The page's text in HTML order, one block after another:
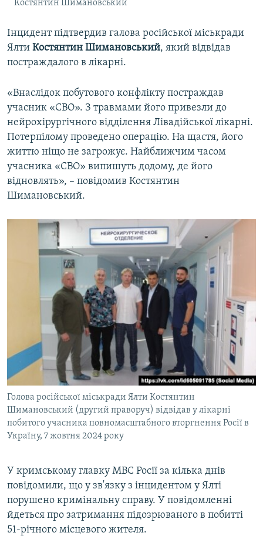
Костянтин Шимановський
Інцидент підтвердив галова російської міськради
Ялти Костянтин Шимановський, який відвідав
постраждалого в лікарні.
«Внаслідок побутового конфлікту постраждав
учасник «СВО». З травмами його привезли до
нейрохірургічного відділення Лівадійської лікарні.
Потерпілому проведено операцію. На щастя, його
життю ніщо не загрожує. Найближчим часом
учасника «СВО» випишуть додому, де його
відновлять», – повідомив Костянтин
Шимановський.
Голова російської міськради Ялти Костянтин
Шимановський (другий праворуч) відвідав у лікарні
побитого учасника повномасштабного вторгнення Росії в
Україну, 7 жовтня 2024 року
У кримському главку МВС Росії за кілька днів
повідомили, що у зв'язку з інцидентом у Ялті
порушено кримінальну справу. У повідомленні
йдеться про затримання підозрюваного в побитті
51-річного місцевого жителя.